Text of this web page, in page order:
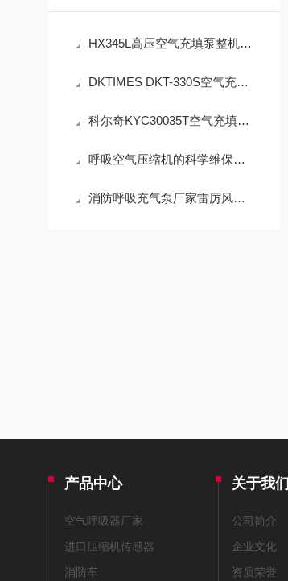
HX345L高压空气充填泵整机及配套配件销售与标准化应用技术解析
DKTIMES DKT-330S空气充填泵规范使用与精细化维保技术指南
科尔奇KYC30035T空气充填泵操作使用与注意事项
呼吸空气压缩机的科学维保指导
消防呼吸充气泵厂家雷厉风行闪现：呼吸器充气泵维保机构
产品中心
空气呼吸器厂家
进口压缩机传感器
消防车
关于我们
公司简介
企业文化
资质荣誉